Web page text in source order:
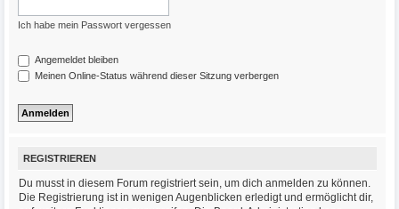
Ich habe mein Passwort vergessen
Angemeldet bleiben
Meinen Online-Status während dieser Sitzung verbergen
REGISTRIEREN
Du musst in diesem Forum registriert sein, um dich anmelden zu können.
Die Registrierung ist in wenigen Augenblicken erledigt und ermöglicht dir,